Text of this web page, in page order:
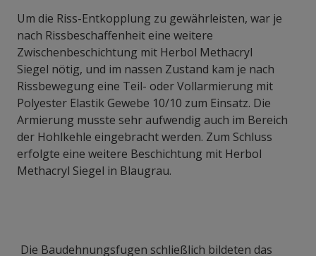
Um die Riss-Entkopplung zu gewährleisten, war je
nach Rissbeschaffenheit eine weitere
Zwischenbeschichtung mit Herbol Methacryl
Siegel nötig, und im nassen Zustand kam je nach
Rissbewegung eine Teil- oder Vollarmierung mit
Polyester Elastik Gewebe 10/10 zum Einsatz. Die
Armierung musste sehr aufwendig auch im Bereich
der Hohlkehle eingebracht werden. Zum Schluss
erfolgte eine weitere Beschichtung mit Herbol
Methacryl Siegel in Blaugrau.
Die Baudehnungsfugen schließlich bildeten das